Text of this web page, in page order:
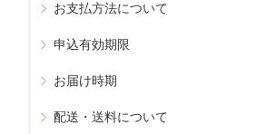
お支払方法について
申込有効期限
お届け時期
配送・送料について